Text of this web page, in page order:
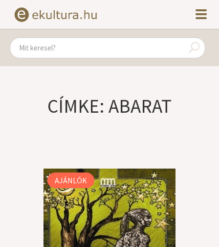
CÍMKE: ABARAT
AJÁNLÓK